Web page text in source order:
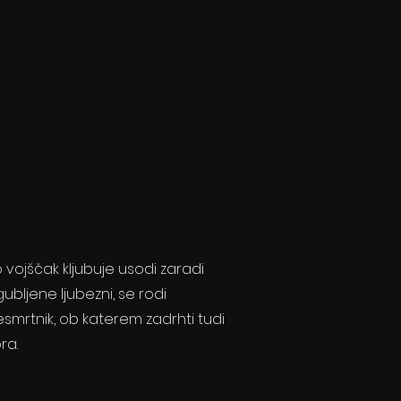
vojščak kljubuje usodi zaradi
ljubezni, se rodi
ob katerem zadrhti tudi